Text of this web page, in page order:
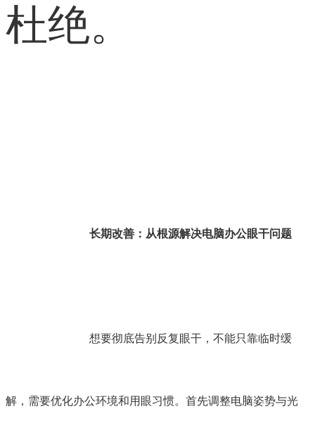
杜绝。
长期改善：从根源解决电脑办公眼干问题
想要彻底告别反复眼干，不能只靠临时缓
解，需要优化办公环境和用眼习惯。首先调整电脑姿势与光